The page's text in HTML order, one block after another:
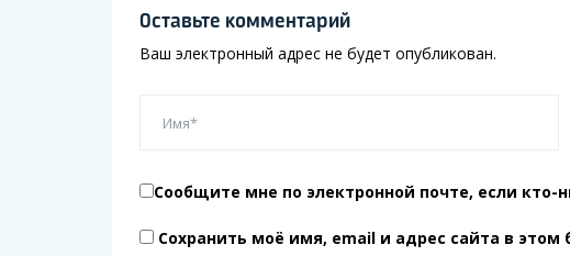
Оставьте комментарий
Ваш электронный адрес не будет опубликован.
Сообщите мне по электронной почте, если
Сохранить моё имя, email и адрес сайта в